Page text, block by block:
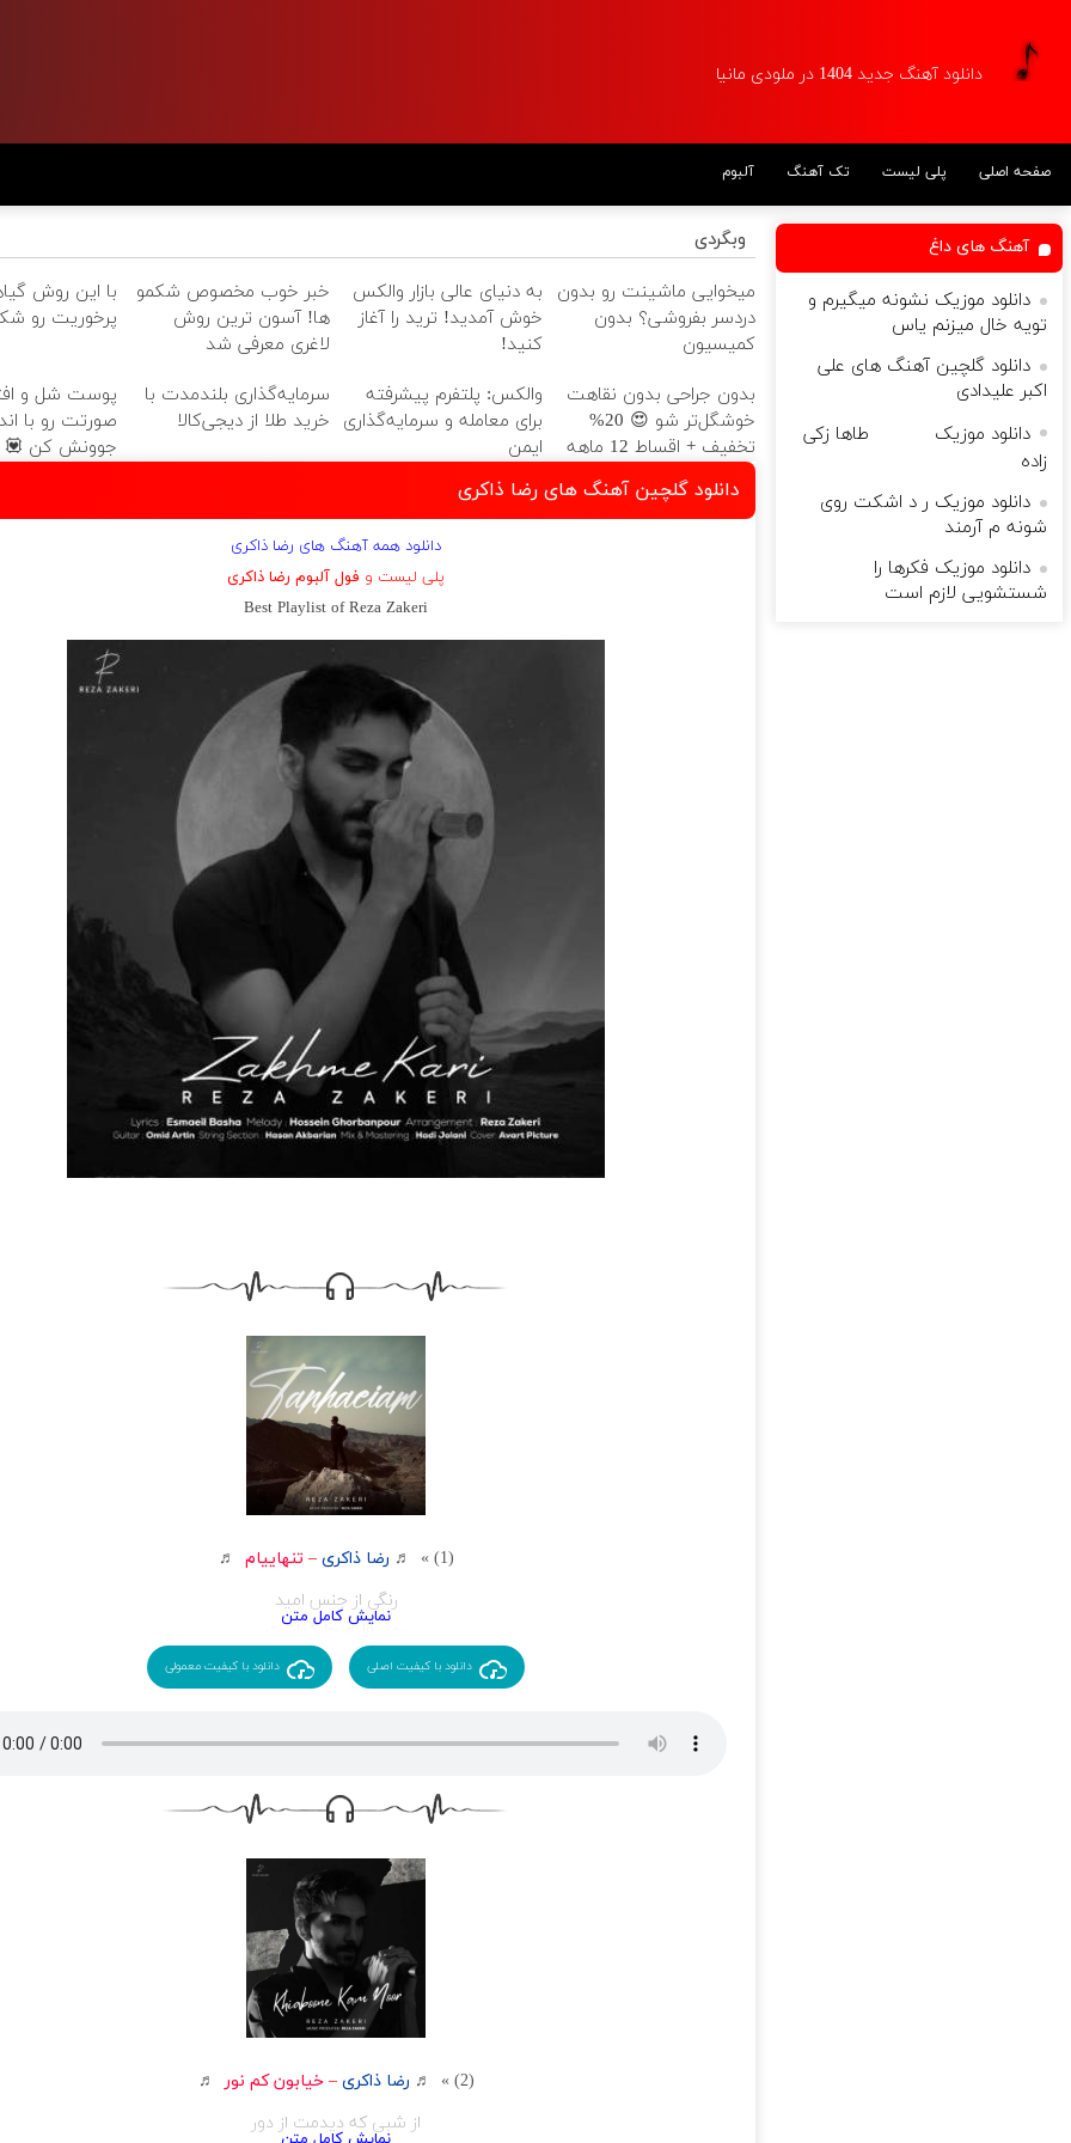
دانلود آهنگ جدید 1404 در ملودی مانیا
صفحه اصلی پلی لیست تک آهنگ آلبوم
وبگردی
میخوایی ماشینت رو بدون
دردسر بفروشی؟ بدون
کمیسیون
به دنیای عالی بازار والکس
خوش آمدید! ترید را آغاز
کنید!
خبر خوب مخصوص شکمو
ها! آسون ترین روش
لاغری معرفی شد
با این روش
پرخوریت رو
بدون جراحی بدون نقاهت
خوشگل‌تر شو 😍 20%
تخفیف + اقساط 12 ماهه
والکس: پلتفرم پیشرفته
برای معامله و سرمایه‌گذاری
ایمن
سرمایه‌گذاری بلندمدت با
خرید طلا از دیجی‌کالا
پوست شل و
صورتت رو با
جوونش کن 💟
دانلود گلچین آهنگ های رضا ذاکری
دانلود همه آهنگ های رضا ذاکری
پلی لیست و فول آلبوم رضا ذاکری
Best Playlist of Reza Zakeri
(1) » ♬ رضا ذاکری – تنهاییام
♬
رنگی از جنس امید
روی قلبم جا گذاشت
دو صباحی نگذشت
که مرا تنها گذاشت
او صدایم نشنید
روح در من ندمید
مرا چه بی پناه کرد
من ماندمو تنهاییام
رفتو مرا تباه کرد
بوی عطرش خیلی وقته
مانده اینجا در اتاقم
شعله میکشه خیالش
جسمش اینجا بودو بود
دانلود با کیفیت اصلی دانلود با کیفیت معمولی
(2) » ♬ رضا ذاکری –خیابون کم نور
♬
از شبی که دیدمت از دور
آهنگ های داغ
دانلود موزیک نشونه میگیرم و
تویه خال میزنم یاس
دانلود گلچین آهنگ های علی
اکبر علیدادی
دانلود موزیک ­  ­        طاها زکی
زاده
دانلود موزیک ر د اشکت روی
شونه م آرمند
دانلود موزیک فکرها را
شستشویی لازم است